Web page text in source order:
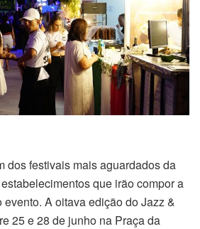
dos festivais mais aguardados da
que irão compor a
A oitava edição do Jazz &
25 e 28 de junho na Praça da